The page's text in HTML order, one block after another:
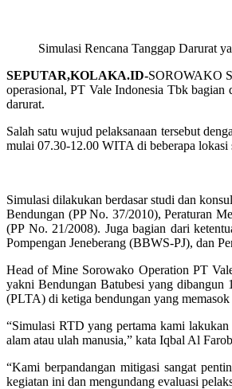
Simulasi Rencana Tanggap Darurat
SEPUTAR,KOLAKA.ID-SOROWAKO
operasional, PT Vale Indonesia Tbk bagian
darurat.
Salah satu wujud pelaksanaan tersebut
mulai 07.30-12.00 WITA di beberapa
Simulasi dilakukan berdasar studi dan
Bendungan (PP No. 37/2010), Peraturan
(PP No. 21/2008). Juga bagian dari
Pompengan Jeneberang (BBWS-PJ), dan
Head of Mine Sorowako Operation PT
yakni Bendungan Batubesi yang dibangun
(PLTA) di ketiga bendungan yang
“Simulasi RTD yang pertama kami
alam atau ulah manusia,” kata Iqbal Al
“Kami berpandangan mitigasi sangat
kegiatan ini dan mengundang evaluasi